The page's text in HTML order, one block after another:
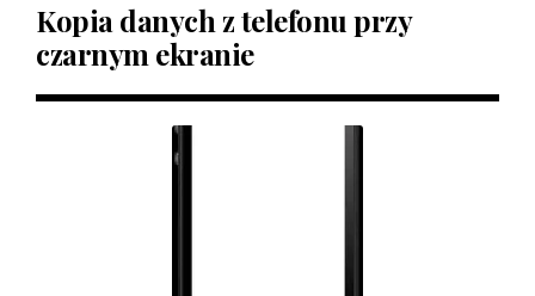
Kopia danych z telefonu przy
czarnym ekranie